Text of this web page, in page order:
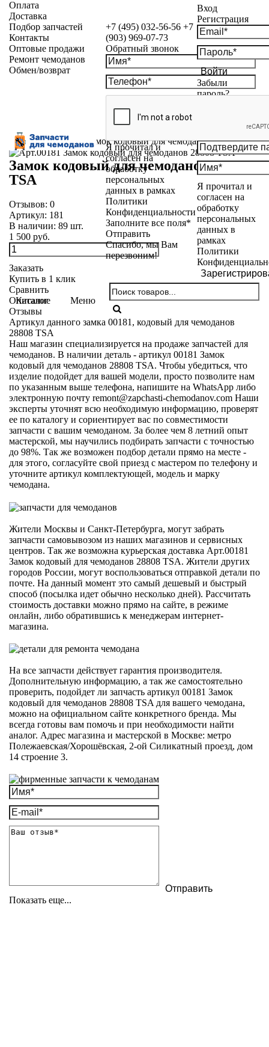
+7 (495) 032-56-56 +7
(903) 969-07-73
Обратный звонок
Я прочитал и
согласен на
обработку
персональных
данных в рамках
Политики
Конфиденциальности
Заполните все поля*
Отправить
Спасибо, мы Вам
перезвоним!
Вход
Регистрация
Войти
Забыли
пароль?
Я прочитал и
согласен на
обработку
персональных
данных в
рамках
Политики
Каталог Меню
Оплата
Доставка
Подбор запчастей
Контакты
Оптовые продажи
Ремонт чемоданов
Обмен/возврат
Каталог»Замки»Замок кодовый для чемоданов 28808 TSA
Замок кодовый для чемоданов 28808
TSA
Отзывов: 0
Артикул: 181
В наличии: 89 шт.
1 500 руб.
Заказать
Купить в 1 клик
Сравнить
Описание
Отзывы
Артикул данного замка 00181, кодовый для чемоданов
28808 TSA
Наш магазин специализируется на продаже запчастей для
чемоданов. В наличии деталь - артикул 00181 Замок
кодовый для чемоданов 28808 TSA. Чтобы убедиться, что
изделие подойдет для вашей модели, просто позволите нам
по указанным выше телефона, напишите на WhatsApp либо
электронную почту remont@zapchasti-chemodanov.com Наши
эксперты уточнят всю необходимую информацию, проверят
ее по каталогу и сориентирует вас по совместимости
запчасти с вашим чемоданом. За более чем 8 летний опыт
мастерской, мы научились подбирать запчасти с точностью
до 98%. Так же возможен подбор детали прямо на месте -
для этого, согласуйте свой приезд с мастером по телефону и
уточните артикул комплектующей, модель и марку
чемодана.
Жители Москвы и Санкт-Петербурга, могут забрать
запчасти самовывозом из наших магазинов и сервисных
центров. Так же возможна курьерская доставка Арт.00181
Замок кодовый для чемоданов 28808 TSA. Жители других
городов России, могут воспользоваться отправкой детали по
почте. На данный момент это самый дешевый и быстрый
способ (посылка идет обычно несколько дней). Рассчитать
стоимость доставки можно прямо на сайте, в режиме
онлайн, либо обратившись к менеджерам интернет-
магазина.
На все запчасти действует гарантия производителя.
Дополнительную информацию, а так же самостоятельно
проверить, подойдет ли запчасть артикул 00181 Замок
кодовый для чемоданов 28808 TSA для вашего чемодана,
можно на официальном сайте конкретного бренда. Мы
всегда готовы вам помочь и при необходимости найти
аналог. Адрес магазина и мастерской в Москве: метро
Полежаевская/Хорошёвская, 2-ой Силикатный проезд, дом
14 строение 3.
Показать еще...